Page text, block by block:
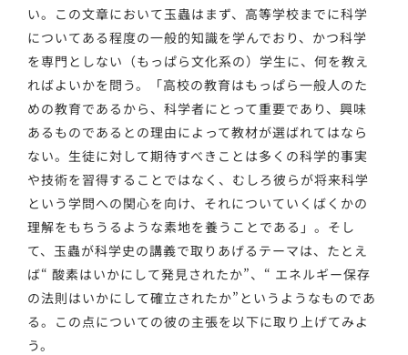
い。この文章において玉蟲はまず、高等学校までに科学
についてある程度の一般的知識を学んでおり、かつ科学
を専門としない（もっぱら文化系の）学生に、何を教え
ればよいかを問う。「高校の教育はもっぱら一般人のた
めの教育であるから、科学者にとって重要であり、興味
あるものであるとの理由によって教材が選ばれてはなら
ない。生徒に対して期待すべきことは多くの科学的事実
や技術を習得することではなく、むしろ彼らが将来科学
という学問への関心を向け、それについていくばくかの
理解をもちうるような素地を養うことである」。そし
て、玉蟲が科学史の講義で取りあげるテーマは、たとえ
ば“ 酸素はいかにして発見されたか”、“ エネルギー保存
の法則はいかにして確立されたか”というようなものであ
る。この点についての彼の主張を以下に取り上げてみよ
う。